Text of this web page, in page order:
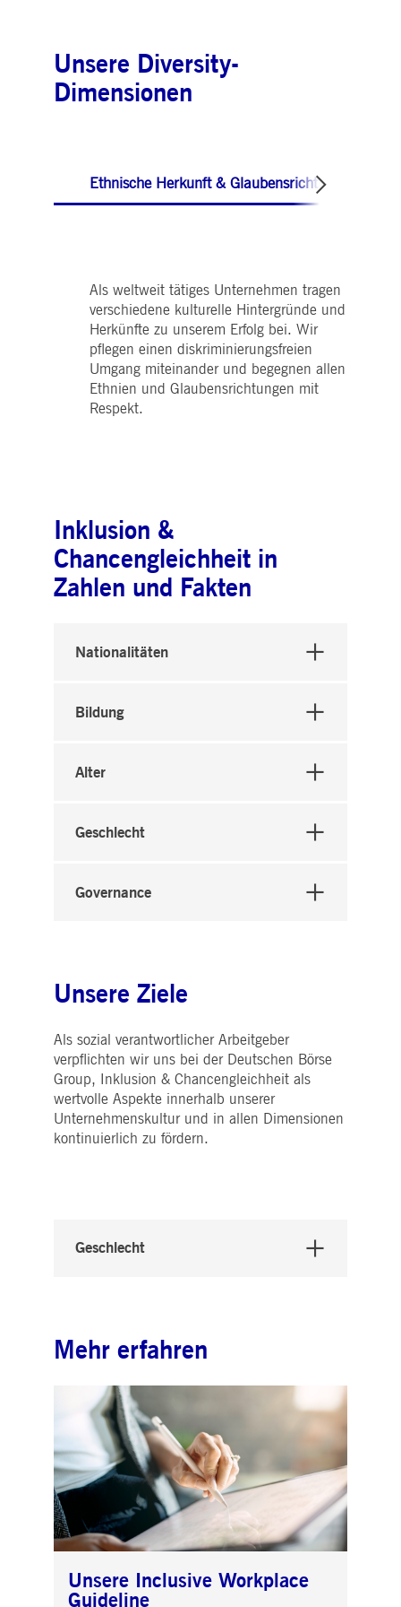
Unsere Diversity-
Dimensionen
Ethnische Herkunft & Glaubensrichtung
Als weltweit tätiges Unternehmen tragen
verschiedene kulturelle Hintergründe und
Herkünfte zu unserem Erfolg bei. Wir
pflegen einen diskriminierungsfreien
Umgang miteinander und begegnen allen
Ethnien und Glaubensrichtungen mit
Respekt.
Inklusion &
Chancengleichheit in
Zahlen und Fakten
Nationalitäten
Bildung
Alter
Geschlecht
Governance
Unsere Ziele
Als sozial verantwortlicher Arbeitgeber
verpflichten wir uns bei der Deutschen Börse
Group, Inklusion & Chancengleichheit als
wertvolle Aspekte innerhalb unserer
Unternehmenskultur und in allen Dimensionen
kontinuierlich zu fördern.
Geschlecht
Mehr erfahren
Unsere Inclusive Workplace
Guideline